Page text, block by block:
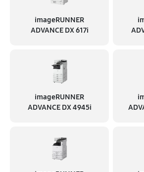
imageRUNNER
ADVANCE DX 617i
imageRUNNER
ADVANCE DX 4945i